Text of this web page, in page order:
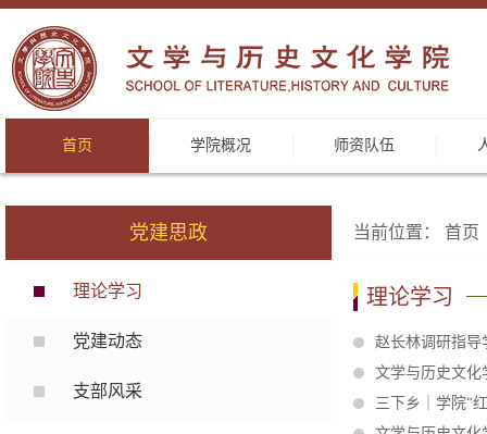
首页 学院概况 师资队伍
党建思政
理论学习
党建动态
支部风采
当前位置： 首页
理论学习
赵长林调研指导
文学与历史文化
三下乡｜学院“